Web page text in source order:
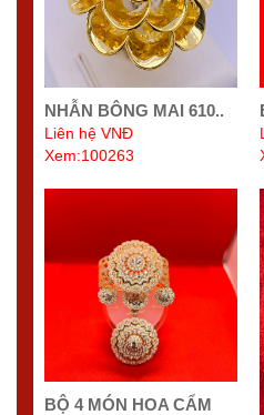
NHẪN BÔNG MAI 610..
Liên hệ VNĐ
Xem:100263
BỘ 4 MÓN HOA CẨM